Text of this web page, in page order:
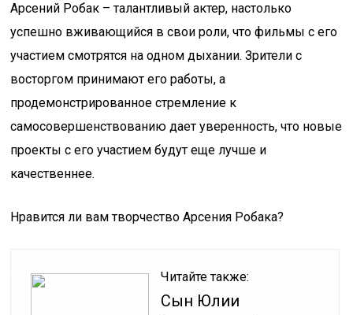
Арсений Робак – талантливый актер, настолько
успешно вживающийся в свои роли, что фильмы с его
участием смотрятся на одном дыхании. Зрители с
восторгом принимают его работы, а
продемонстрированное стремление к
самосовершенствованию дает уверенность, что новые
проекты с его участием будут еще лучше и
качественнее.
Нравится ли вам творчество Арсения Робака?
Читайте также:
Сын Юлии